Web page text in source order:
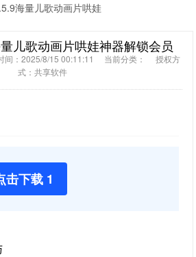
海量儿歌动画片哄娃
儿歌动画片哄娃神器解锁会员
间：2025/8/15 00:11:11 当前分类： 授权方
式：共享软件
击下载 1